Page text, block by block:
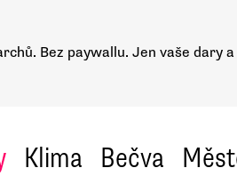
Bez paywallu. Jen vaše dary
Klima Bečva